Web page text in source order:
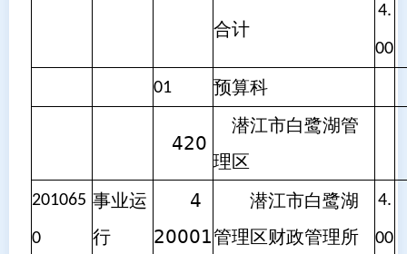
合计
4.
00
01 预算科
420
潜江市白鹭湖管
理区
201065
0
事业运
行
4
20001
潜江市白鹭湖
管理区财政管理所
4.
00